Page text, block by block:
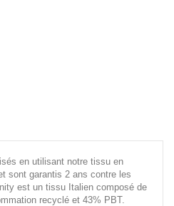
en utilisant notre tissu en
sont garantis 2 ans contre les
est un tissu Italien composé de
recyclé et 43% PBT.